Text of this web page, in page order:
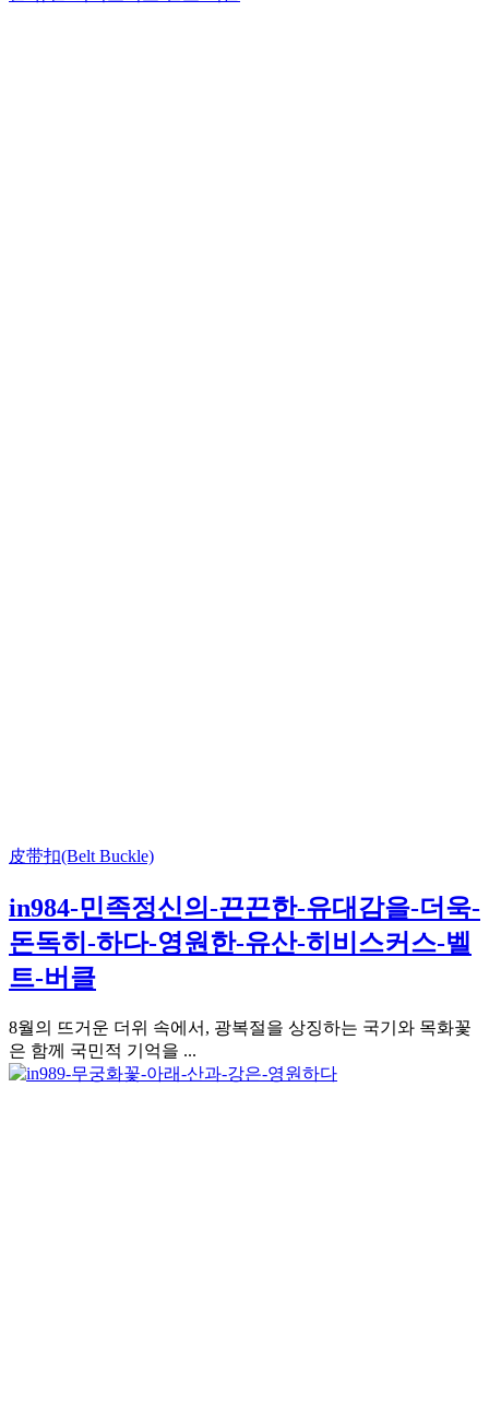
皮带扣(Belt Buckle)
in984-민족정신의-끈끈한-유대감을-더욱-
돈독히-하다-영원한-유산-히비스커스-벨
트-버클
8월의 뜨거운 더위 속에서, 광복절을 상징하는 국기와 목화꽃
은 함께 국민적 기억을 ...